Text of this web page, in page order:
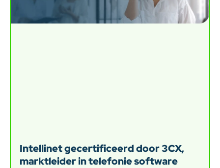
Intellinet gecertificeerd door 3CX,
marktleider in telefonie software